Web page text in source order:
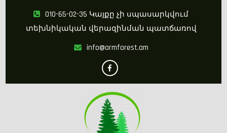
010-65-02-35 Կայքը չի սպասարկվում
տեխնիկական վերազինման պատճառով
info@armforest.am